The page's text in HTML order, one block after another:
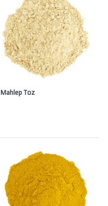
Mahlep Toz